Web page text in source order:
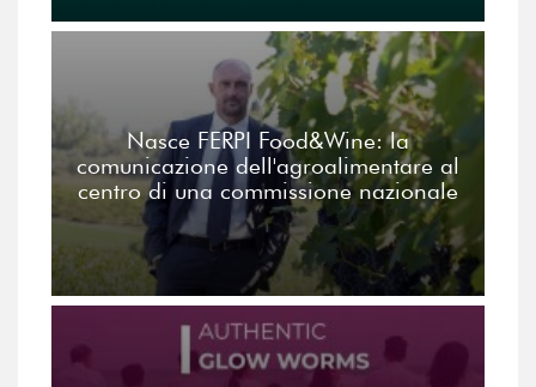
Nasce FERPI Food&Wine: la
comunicazione dell'agroalimentare al
centro di una commissione nazionale